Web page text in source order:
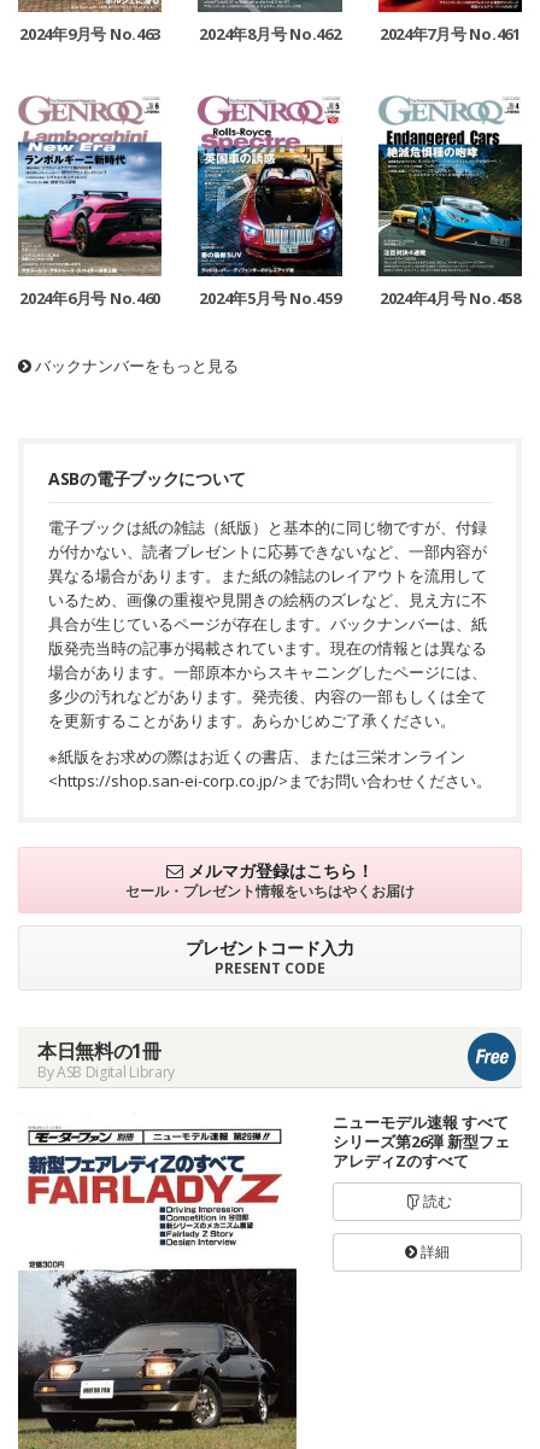
2024年9月号 No.463 2024年8月号 No.462 2024年7月号 No.461
2024年6月号 No.460 2024年5月号 No.459 2024年4月号 No.458
バックナンバーをもっと見る
ASBの電子ブックについて
電子ブックは紙の雑誌（紙版）と基本的に同じ物ですが、付録
が付かない、読者プレゼントに応募できないなど、一部内容が
異なる場合があります。また紙の雑誌のレイアウトを流用して
いるため、画像の重複や見開きの絵柄のズレなど、見え方に不
具合が生じているページが存在します。バックナンバーは、紙
版発売当時の記事が掲載されています。現在の情報とは異なる
場合があります。一部原本からスキャニングしたページには、
多少の汚れなどがあります。発売後、内容の一部もしくは全て
を更新することがあります。あらかじめご了承ください。
※紙版をお求めの際はお近くの書店、または三栄オンライン
<https://shop.san-ei-corp.co.jp/>までお問い合わせください。
メルマガ登録はこちら！
セール・プレゼント情報をいちはやくお届け
プレゼントコード入力
PRESENT CODE
本日無料の1冊
By ASB Digital Library
ニューモデル速報 すべて
シリーズ第26弾 新型フェ
アレディZのすべて
読む
詳細